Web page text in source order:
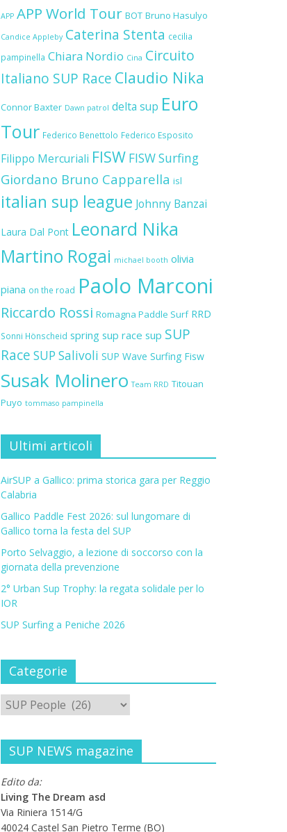
APP APP World Tour BOT Bruno Hasulyo
Candice Appleby Caterina Stenta cecilia
pampinella Chiara Nordio Cina Circuito
Italiano SUP Race Claudio Nika
Connor Baxter Dawn patrol delta sup Euro
Tour Federico Benettolo Federico Esposito
Filippo Mercuriali FISW FISW Surfing
Giordano Bruno Capparella isl
italian sup league Johnny Banzai
Laura Dal Pont Leonard Nika
Martino Rogai michael booth olivia
piana on the road Paolo Marconi
Riccardo Rossi Romagna Paddle Surf RRD
Sonni Hönscheid spring sup race sup SUP
Race SUP Salivoli SUP Wave Surfing Fisw
Susak Molinero Team RRD Titouan
Puyo tommaso pampinella
Ultimi articoli
AirSUP a Gallico: prima storica gara per Reggio
Calabria
Gallico Paddle Fest 2026: sul lungomare di
Gallico torna la festa del SUP
Porto Selvaggio, a lezione di soccorso con la
giornata della prevenzione
2° Urban Sup Trophy: la regata solidale per lo
IOR
SUP Surfing a Peniche 2026
Categorie
SUP NEWS magazine
Edito da:
Living The Dream asd
Via Riniera 1514/G
40024 Castel San Pietro Terme (BO)